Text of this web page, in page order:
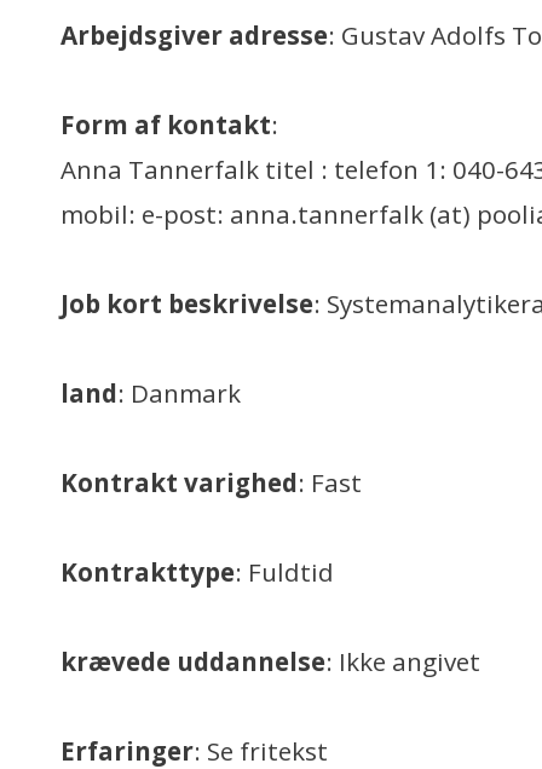
Arbejdsgiver adresse: Gustav Adolfs
Form af kontakt:
Anna Tannerfalk titel : telefon 1: 040-
mobil: e-post: anna.tannerfalk (at)
Job kort beskrivelse:
land: Danmark
Kontrakt varighed: Fast
Kontrakttype: Fuldtid
krævede uddannelse: Ikke angivet
Erfaringer: Se fritekst